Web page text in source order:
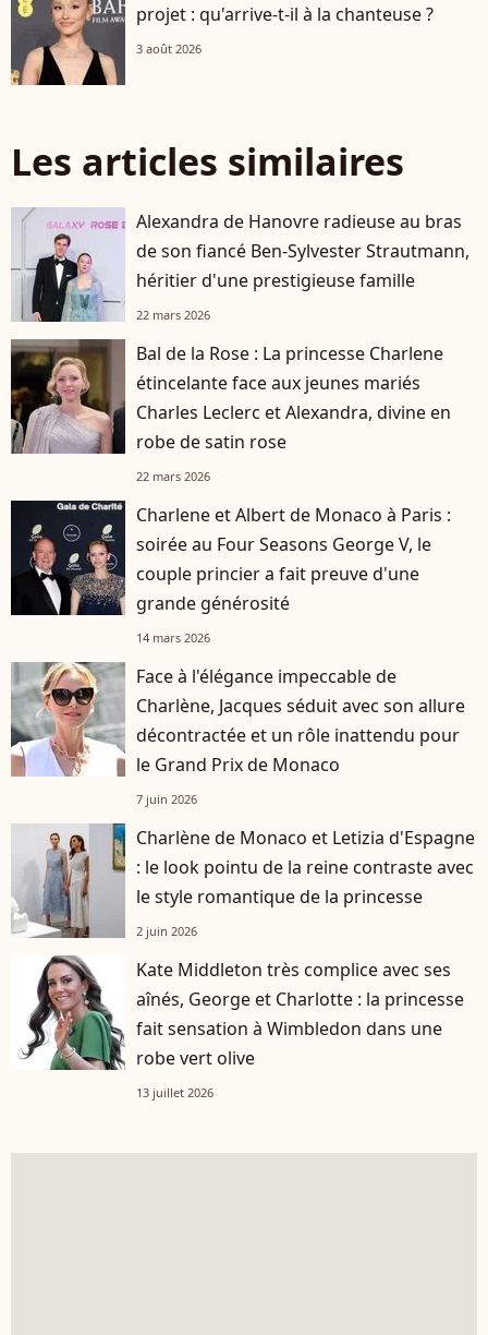
projet : qu'arrive-t-il à la chanteuse ?
3 août 2026
Les articles similaires
Alexandra de Hanovre radieuse au bras
de son fiancé Ben-Sylvester Strautmann,
héritier d'une prestigieuse famille
22 mars 2026
Bal de la Rose : La princesse Charlene
étincelante face aux jeunes mariés
Charles Leclerc et Alexandra, divine en
robe de satin rose
22 mars 2026
Charlene et Albert de Monaco à Paris :
soirée au Four Seasons George V, le
couple princier a fait preuve d'une
grande générosité
14 mars 2026
Face à l'élégance impeccable de
Charlène, Jacques séduit avec son allure
décontractée et un rôle inattendu pour
le Grand Prix de Monaco
7 juin 2026
Charlène de Monaco et Letizia d'Espagne
: le look pointu de la reine contraste avec
le style romantique de la princesse
2 juin 2026
Kate Middleton très complice avec ses
aînés, George et Charlotte : la princesse
fait sensation à Wimbledon dans une
robe vert olive
13 juillet 2026